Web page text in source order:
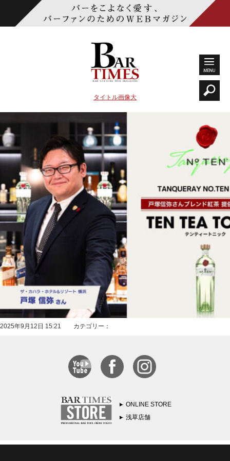
タイトル画像大
2025年9月12日 15:21 カテゴリー：
ONLINE STORE
浅草店舗